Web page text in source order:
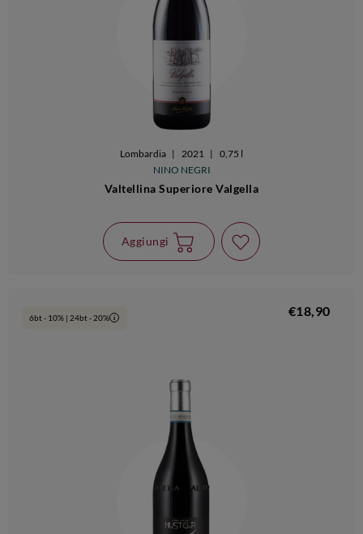
Lombardia | 2021 |
0,75 l
NINO NEGRI
Valtellina Superiore Valgella
Aggiungi
6bt - 10% | 24bt - 20% i €18,90